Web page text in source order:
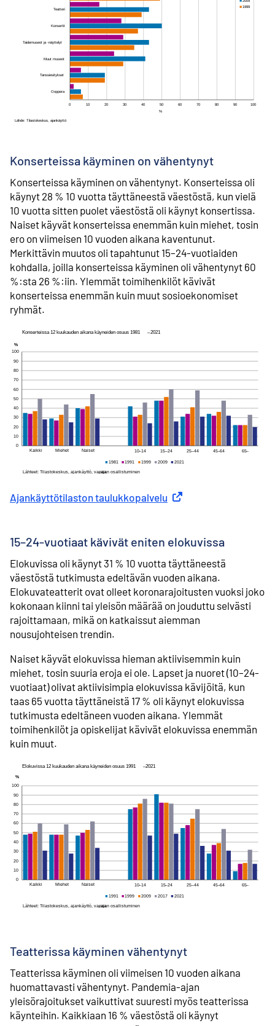
Konserteissa käyminen on vähentynyt
Konserteissa käyminen on vähentynyt. Konserteissa oli
käynyt 28 % 10 vuotta täyttäneestä väestöstä, kun vielä
10 vuotta sitten puolet väestöstä oli käynyt konsertissa.
Naiset käyvät konserteissa enemmän kuin miehet, tosin
ero on viimeisen 10 vuoden aikana kaventunut.
Merkittävin muutos oli tapahtunut 15–24-vuotiaiden
kohdalla, joilla konserteissa käyminen oli vähentynyt 60
%:sta 26 %:iin. Ylemmät toimihenkilöt kävivät
konserteissa enemmän kuin muut sosioekonomiset
ryhmät.
Ajankäyttötilaston taulukkopalvelu Ulkoinen linkki
15–24-vuotiaat kävivät eniten elokuvissa
Elokuvissa oli käynyt 31 % 10 vuotta täyttäneestä
väestöstä tutkimusta edeltävän vuoden aikana.
Elokuvateatterit ovat olleet koronarajoitusten vuoksi joko
kokonaan kiinni tai yleisön määrää on jouduttu selvästi
rajoittamaan, mikä on katkaissut aiemman
nousujohteisen trendin.
Naiset käyvät elokuvissa hieman aktiivisemmin kuin
miehet, tosin suuria eroja ei ole. Lapset ja nuoret (10–24-
vuotiaat) olivat aktiivisimpia elokuvissa kävijöitä, kun
taas 65 vuotta täyttäneistä 17 % oli käynyt elokuvissa
tutkimusta edeltäneen vuoden aikana. Ylemmät
toimihenkilöt ja opiskelijat kävivät elokuvissa enemmän
kuin muut.
Teatterissa käyminen vähentynyt
Teatterissa käyminen oli viimeisen 10 vuoden aikana
huomattavasti vähentynyt. Pandemia-ajan
yleisörajoitukset vaikuttivat suuresti myös teatterissa
käynteihin. Kaikkiaan 16 % väestöstä oli käynyt